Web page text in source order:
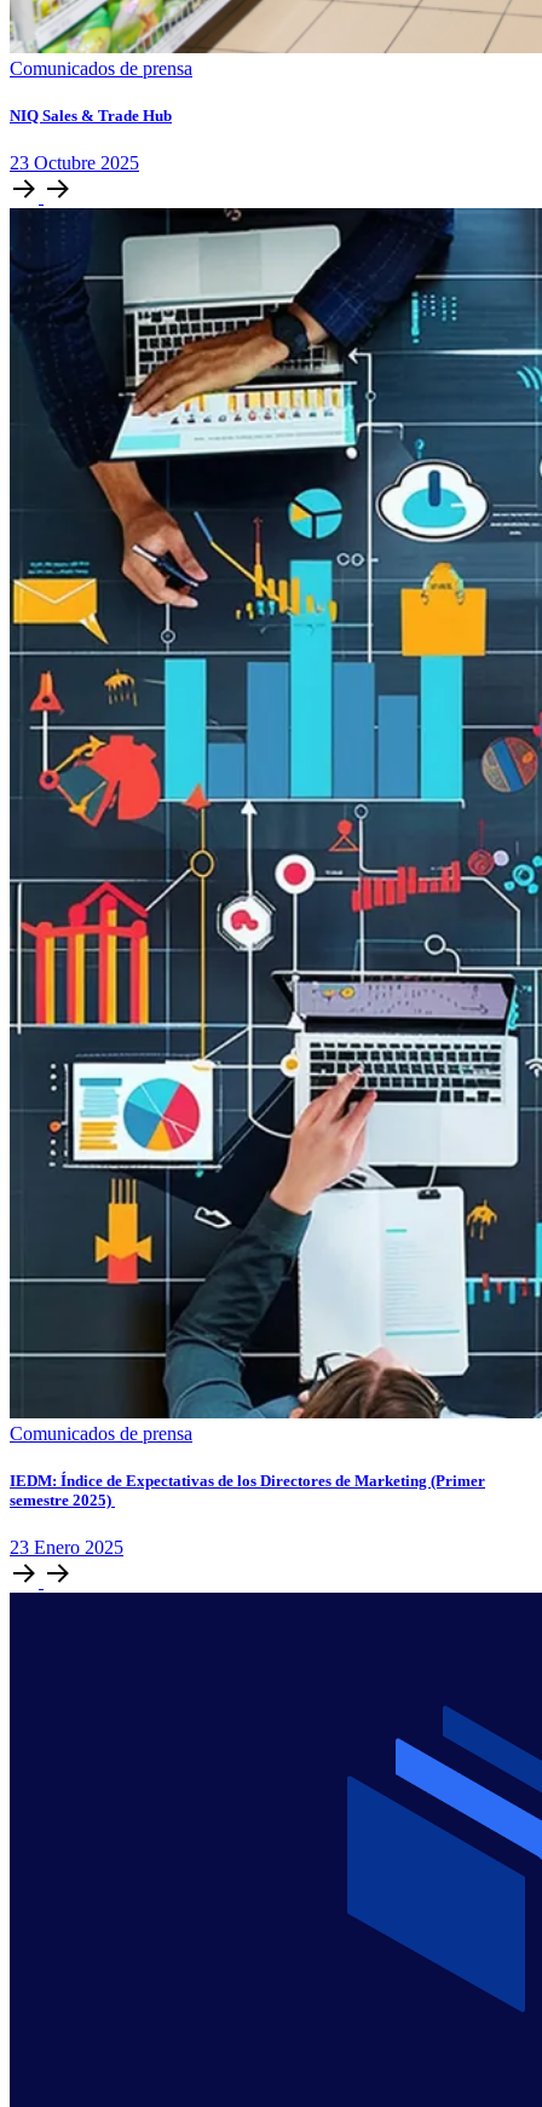
Comunicados de prensa
NIQ Sales & Trade Hub
23 Octubre 2025
Comunicados de prensa
IEDM: Índice de Expectativas de los Directores de Marketing (Primer
semestre 2025)
23 Enero 2025